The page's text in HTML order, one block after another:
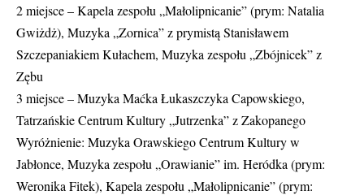
2 miejsce – Kapela zespołu „Małolipnicanie” (prym: Natalia
Gwiżdż), Muzyka „Zornica” z prymistą Stanisławem
Szczepaniakiem Kułachem, Muzyka zespołu „Zbójnicek” z
Zębu
3 miejsce – Muzyka Maćka Łukaszczyka Capowskiego,
Tatrzańskie Centrum Kultury „Jutrzenka” z Zakopanego
Wyróżnienie: Muzyka Orawskiego Centrum Kultury w
Jabłonce, Muzyka zespołu „Orawianie” im. Heródka (prym:
Weronika Fitek), Kapela zespołu „Małolipnicanie” (prym: